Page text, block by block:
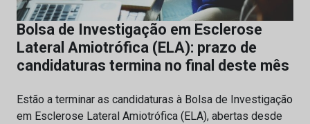
Bolsa de Investigação em Esclerose
Lateral Amiotrófica (ELA): prazo de
candidaturas termina no final deste mês
Estão a terminar as candidaturas à Bolsa de Investigação
em Esclerose Lateral Amiotrófica (ELA), abertas desde